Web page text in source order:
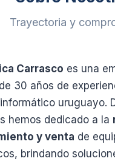
Trayectoria y
Carrasco es una
30 años de
uruguayo.
hemos dedicado a la
y venta de
brindando